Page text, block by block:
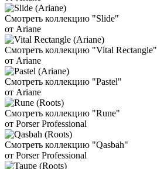
Смотреть коллекцию "Slide"
от Ariane
Смотреть коллекцию "Vital Rectangle"
от Ariane
Смотреть коллекцию "Pastel"
от Ariane
Смотреть коллекцию "Rune"
от Porser Professional
Смотреть коллекцию "Qasbah"
от Porser Professional